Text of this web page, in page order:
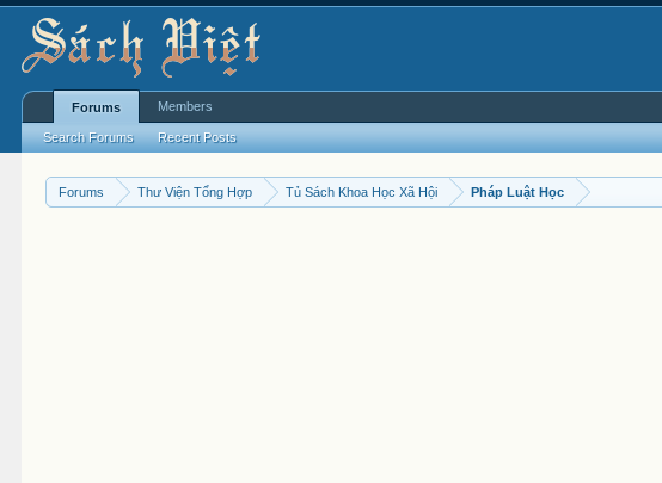
Forums Thư Viện Tổng Hợp Tủ Sách Khoa Học Xã Hội Pháp Luật Học
Forums
Search Forums Recent Posts
Members